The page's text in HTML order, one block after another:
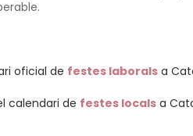
oficial de festes laborals a
calendari de festes locals a